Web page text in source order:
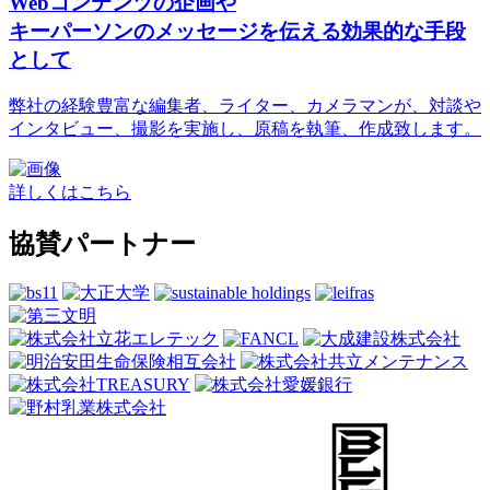
キーパーソンのメッセージを伝える効果的な手段
として
弊社の経験豊富な編集者、ライター、カメラマンが、対談や
インタビュー、撮影を実施し、原稿を執筆、作成致します。
詳しくはこちら
協賛パートナー